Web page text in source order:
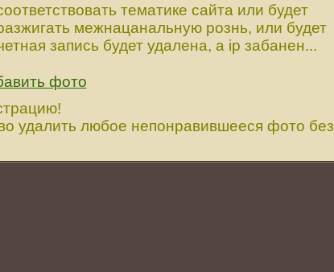
тематике сайта или будет
межнацанальную рознь, или будет
запись будет удалена, а ip забанен...
фото
удалить любое непонравившееся фото без